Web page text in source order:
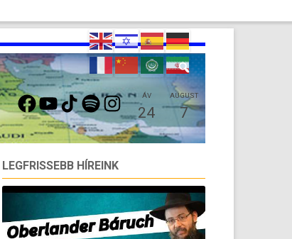
FACEBOOKYOUTUBETIKTOKSPOTIFYINSTAGRAMÁV
24
AUGUST
7
LEGFRISSEBB HÍREINK